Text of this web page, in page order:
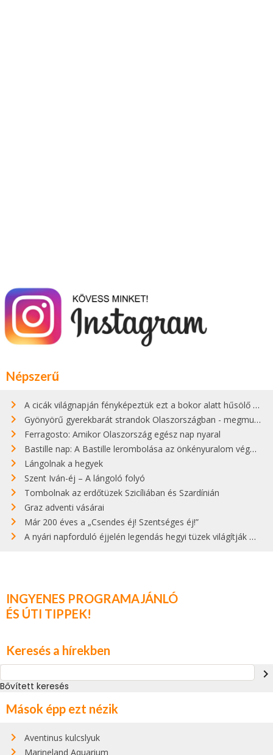
Népszerű
A cicák világnapján fényképeztük ezt a bokor alatt hűsölő cicát Kisorosziban
Gyönyörű gyerekbarát strandok Olaszországban - megmutatjuk a 15 legjobbat
Ferragosto: Amikor Olaszország egész nap nyaral
Bastille nap: A Bastille lerombolása az önkényuralom végét jelentette
Lángolnak a hegyek
Szent Iván-éj – A lángoló folyó
Tombolnak az erdőtüzek Szicíliában és Szardínián
Graz adventi vásárai
Már 200 éves a „Csendes éj! Szentséges éj!”
A nyári napforduló éjjelén legendás hegyi tüzek világítják meg Zugspitzét
INGYENES PROGRAMAJÁNLÓ
ÉS ÚTI TIPPEK!
Keresés a hírekben
navigate_next
Bővített keresés
Mások épp ezt nézik
Aventinus kulcslyuk
Marineland Aquarium